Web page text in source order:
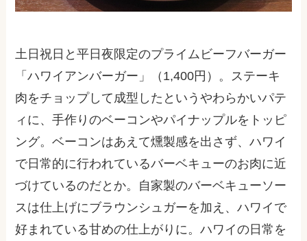
土日祝日と平日夜限定のプライムビーフバーガー
「ハワイアンバーガー」（1,400円）。ステーキ
肉をチョップして成型したというやわらかいパテ
ィに、手作りのベーコンやパイナップルをトッピ
ング。ベーコンはあえて燻製感を出さず、ハワイ
で日常的に行われているバーベキューのお肉に近
づけているのだとか。自家製のバーベキューソー
スは仕上げにブラウンシュガーを加え、ハワイで
好まれている甘めの仕上がりに。ハワイの日常を